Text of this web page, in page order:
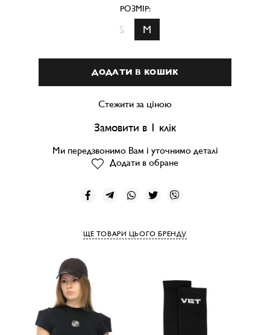
РОЗМІР:
S M
ДОДАТИ В КОШИК
Стежити за ціною
Замовити в 1 клік
Ми передзвонимо Вам і уточнимо деталі
Додати в обране
ЩЕ ТОВАРИ ЦЬОГО БРЕНДУ